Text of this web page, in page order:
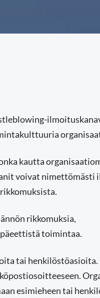
kautta
voivat nimettömästi
rikkomuksia,
toimintaa.
tai henkilöstöasioita.
esimieheen tai